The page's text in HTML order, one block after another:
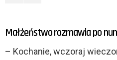
Małżeństwo rozmawia po
– Kochanie, wczoraj